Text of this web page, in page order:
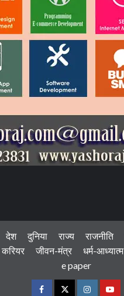
देश दुनिया राज्य राजनीति
करियर जीवन-मंत्र धर्म-आध्यात्म
e paper